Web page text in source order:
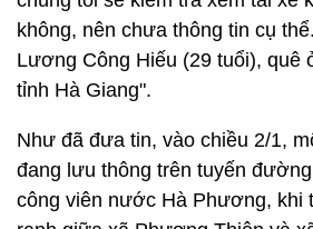
không, nên chưa thông tin cụ
Lương Công Hiếu (29 tuổi), quê
tỉnh Hà Giang".
Như đã đưa tin, vào chiều 2/1,
đang lưu thông trên tuyến
công viên nước Hà Phương, khi